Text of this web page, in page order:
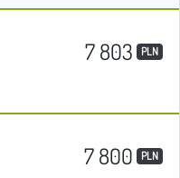
7 803 PLN
7 800 PLN